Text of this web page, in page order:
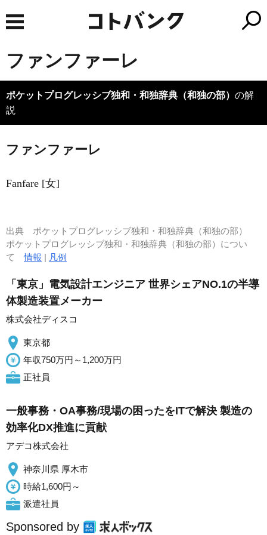
ファンファーレ
ポケットプログレッシブ独和・和独辞典（和独の部） の解
説
ファンファーレ
Fanfare [女]
出典 ポケットプログレッシブ独和・和独辞典（和独の部）
ポケットプログレッシブ独和・和独辞典（和独の部）につい
て情報 | 凡例
「東京」電気設計エンジニア 世界シェアNO.1の半導
体製造装置メーカー
株式会社ディスコ
東京都
年収750万円～1,200万円
正社員
一般事務・OA事務/現場の困ったをITで解決 製造の
効率化DX推進に貢献
アデコ株式会社
神奈川県 厚木市
時給1,600円～
派遣社員
Sponsored by